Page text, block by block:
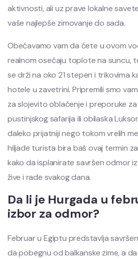
aktivnosti, ali uz prave lokalne
vaše najlepše zimovanje do sada.
Obećavamo vam da ćete u ovom
realnom osećaju toplote na suncu,
se drži na oko 21 stepen i trikovima
hotele u zavetrini. Pripremili smo
za slojevito oblačenje i preporuke
pustinjskog safarija ili obilaska
daleko prijatniji nego tokom vrelih
hiljade turista bira baš ovaj termin
kako da isplanirate savršen odmor
žive i rade svakog dana.
Da li je Hurgada u
izbor za odmor?
Februar u Egiptu predstavlja
da pobegnu od balkanske zime, a